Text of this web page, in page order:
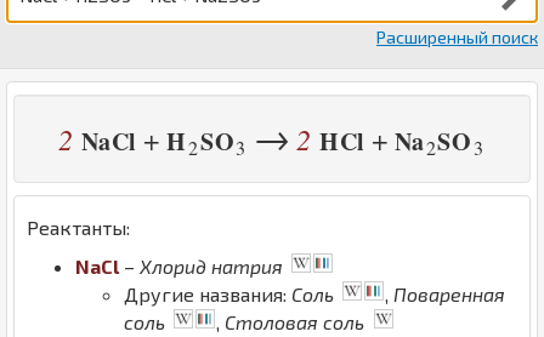
Расширенный поиск
2 NaCl + H2SO3 → 2 HCl + Na2SO3
Реактанты:
NaCl – Хлорид натрия
Другие названия: Соль
Поваренная
соль
Столовая соль